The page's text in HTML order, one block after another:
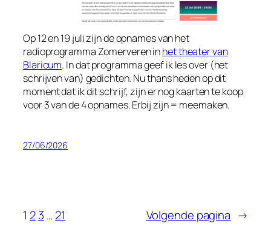
Op 12 en 19 juli zijn de opnames van het
radioprogramma Zomervereninhet theater van
Blaricum. In dat programma geef ik les over (het
schrijven van) gedichten. Nu thans heden op dit
moment dat ik dit schrijf, zijn er nog kaarten te koop
voor 3 van de 4 opnames. Erbij zijn = meemaken.
27/06/2026
1 2 3… 21 Volgende pagina →